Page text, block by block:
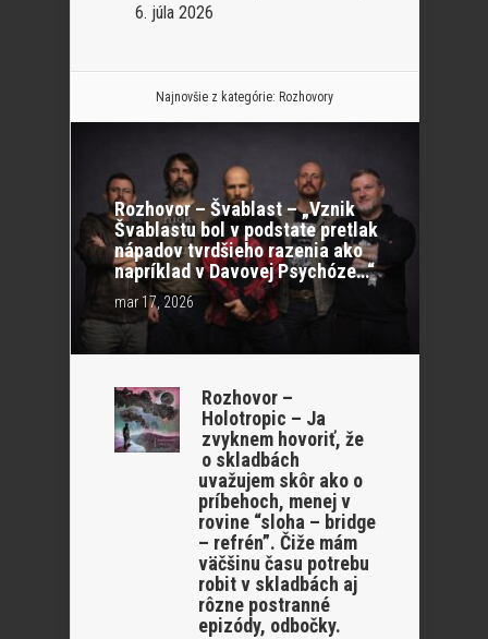
6. júla 2026
Najnovšie z kategórie: Rozhovory
Rozhovor – Švablast – „Vznik
Švablastu bol v podstate pretlak
nápadov tvrdšieho razenia ako
napríklad v Davovej Psychóze…“
mar 17, 2026
Rozhovor –
Holotropic – Ja
zvyknem hovoriť, že
o skladbách
uvažujem skôr ako o
príbehoch, menej v
rovine “sloha – bridge
– refrén”. Čiže mám
väčšinu času potrebu
robit v skladbách aj
rôzne postranné
epizódy, odbočky.